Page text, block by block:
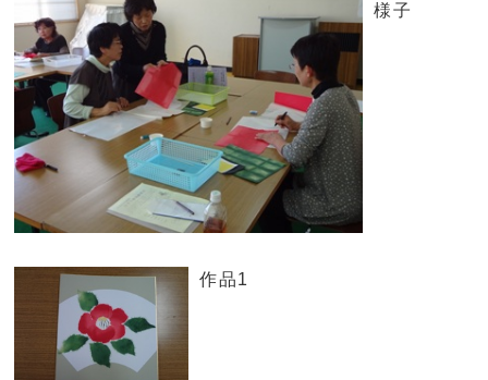
様子
作品1